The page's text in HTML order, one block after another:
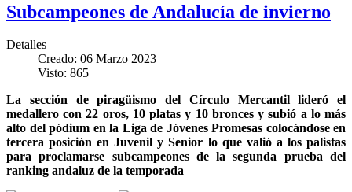
Subcampeones de Andalucía de invierno
Detalles
Creado: 06 Marzo 2023
Visto: 865
La sección de piragüismo del Círculo Mercantil lideró el
medallero con 22 oros, 10 platas y 10 bronces y subió a lo más
alto del pódium en la Liga de Jóvenes Promesas colocándose en
tercera posición en Juvenil y Senior lo que valió a los palistas
para proclamarse subcampeones de la segunda prueba del
ranking andaluz de la temporada